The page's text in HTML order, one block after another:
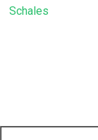
Schales